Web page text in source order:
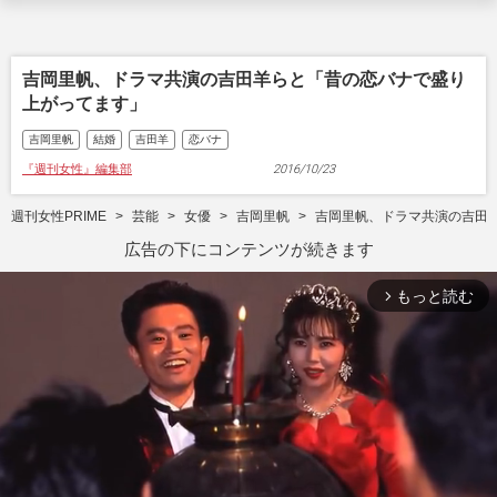
吉岡里帆、ドラマ共演の吉田羊らと「昔の恋バナで盛り
上がってます」
吉岡里帆 結婚 吉田羊 恋バナ
『週刊女性』編集部 2016/10/23
週刊女性PRIME 芸能 女優 吉岡里帆 吉岡里帆、ドラマ共演の吉田
広告の下にコンテンツが続きます
arrow_forward_ios もっと読む